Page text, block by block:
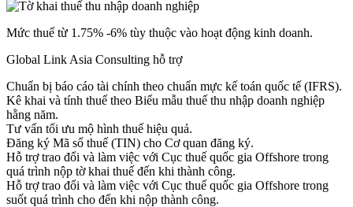
Mức thuế từ 1.75% -6% tùy thuộc vào hoạt động kinh doanh.
Global Link Asia Consulting hỗ trợ
Chuẩn bị báo cáo tài chính theo chuẩn mực kế toán quốc tế (IFRS).
Kê khai và tính thuế theo Biểu mẫu thuế thu nhập doanh nghiệp
hằng năm.
Tư vấn tối ưu mộ hình thuế hiệu quả.
Đăng ký Mã số thuế (TIN) cho Cơ quan đăng ký.
Hỗ trợ trao đổi và làm việc với Cục thuế quốc gia Offshore trong
quá trình nộp tờ khai thuế đến khi thành công.
Hỗ trợ trao đổi và làm việc với Cục thuế quốc gia Offshore trong
suốt quá trình cho đến khi nộp thành công.